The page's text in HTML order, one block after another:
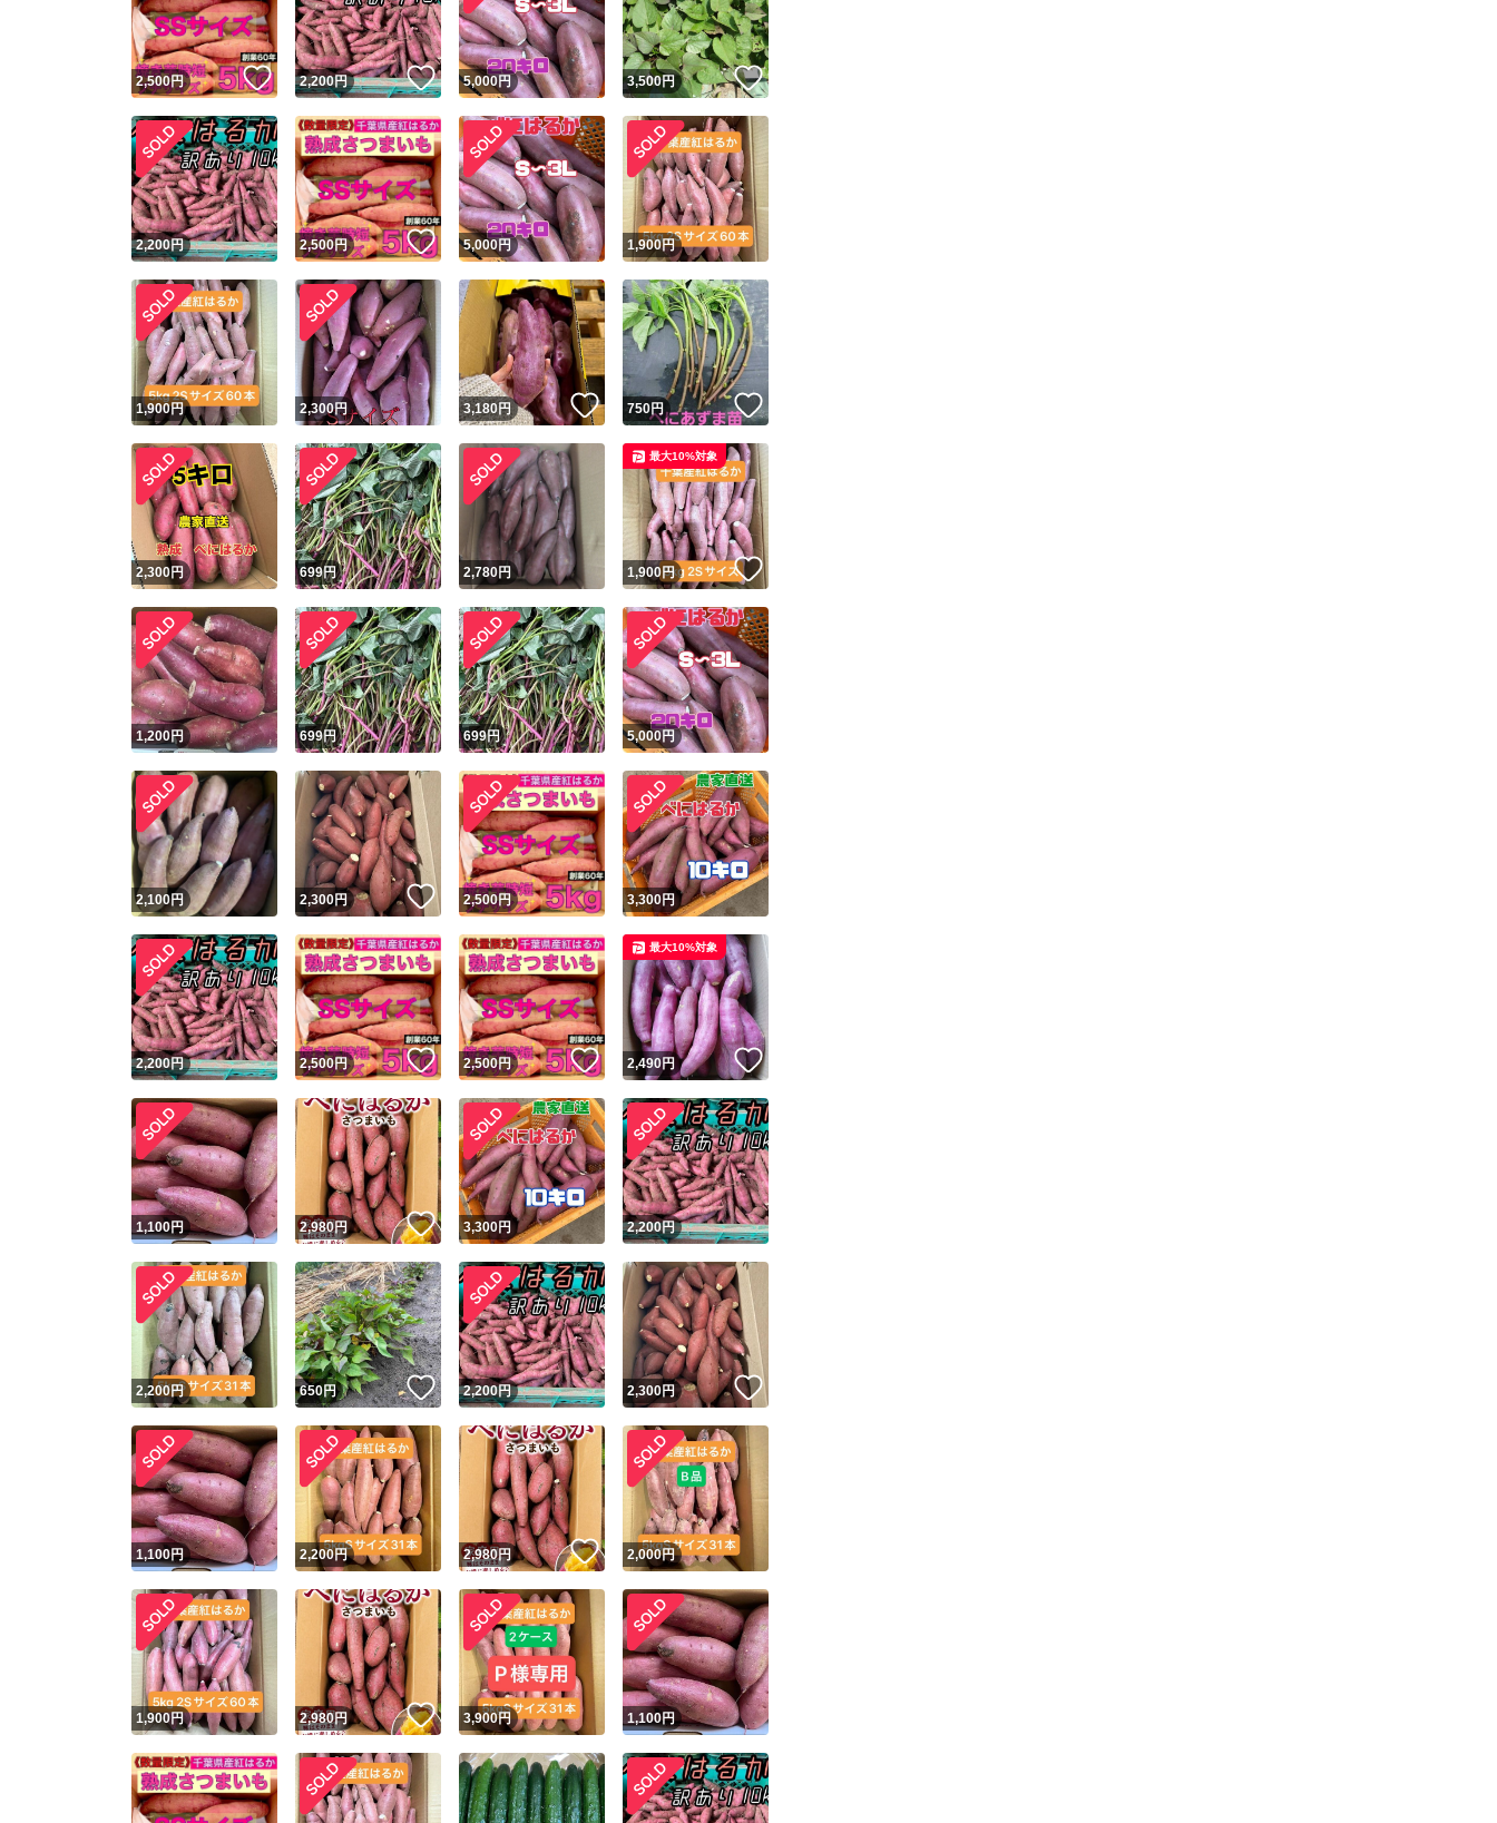
ユーザーの実績について
Yahoo!フリマが定めた一定の基準を満たしたユーザーにバッジを付与しています
安心取引出品者
安心取引出品者 Yahoo!フリマの基準をクリアした安心・安全なユーザーです
取引実績
取引実績◯+ このユーザーはYahoo!フリマの取引を完了させた実績があります
他フリマ実績◯+ このユーザーは他フリマサービスでの取引実績があります
スピード&安心発送
※このバッジは実績に基づく表示であり、発送を保証しているものではありません
スピード＆安心発送
このユーザーは高頻度で24時間以内＆設定した発送日数内に発送してい
ます
スピード発送 このユーザーは高頻度で24時間以内に発送しています
安心発送 このユーザーは設定した発送日数内に発送しています
この商品の情報をコピーします
商品画像の無断転載は禁止されています
コピーは1商品につき1回です
出品ページへ
キャンセル
2,500円 いいね！
2,200円 いいね！
5,000円 3,500円 いいね！
2,200円 2,500円 いいね！
5,000円 1,900円
1,900円 2,300円 3,180円 いいね！
750円
2,300円 699円 2,780円 1,900円
最大10%対象
1,200円 699円 699円 5,000円
2,100円 2,300円 いいね！
2,500円 3,300円
2,200円 2,500円 いいね！
2,500円 いいね！
2,490円 いいね！
最大10%対象
1,100円 2,980円 いいね！
3,300円 2,200円
2,200円 650円 いいね！
2,200円 2,300円 いいね！
1,100円 2,200円 2,980円 いいね！
2,000円
1,900円 2,980円 いいね！
3,900円 1,100円